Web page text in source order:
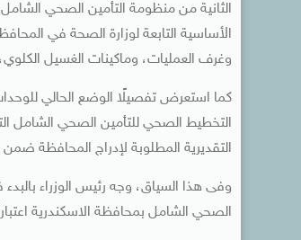
الثانية من منظومة التأمين الصحي
الأساسية التابعة لوزارة الصحة في
وغرف العمليات، وماكينات الغسيل
كما استعرض تفصيلًا الوضع الحالي
التخطيط الصحي للتأمين الصحي الشامل
التقديرية المطلوبة لإدراج المحافظة
وفى هذا السياق، وجه رئيس الوزراء
الصحي الشامل بمحافظة الاسكندرية